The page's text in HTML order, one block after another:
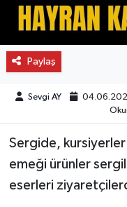
Paylaş
Sevgi AY
Sergide, kursiyerler
emeği ürünler
eserleri